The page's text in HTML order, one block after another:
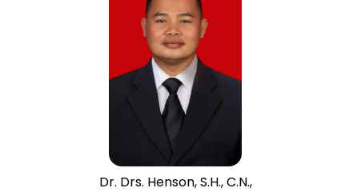
Dr. Drs. Henson, S.H., C.N.,